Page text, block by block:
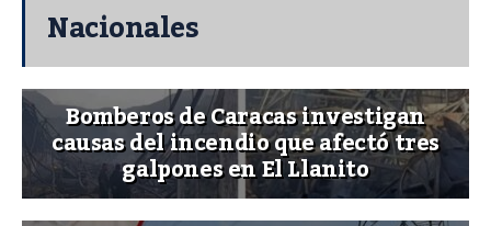
Nacionales
Bomberos de Caracas investigan
causas del incendio que afectó tres
galpones en El Llanito